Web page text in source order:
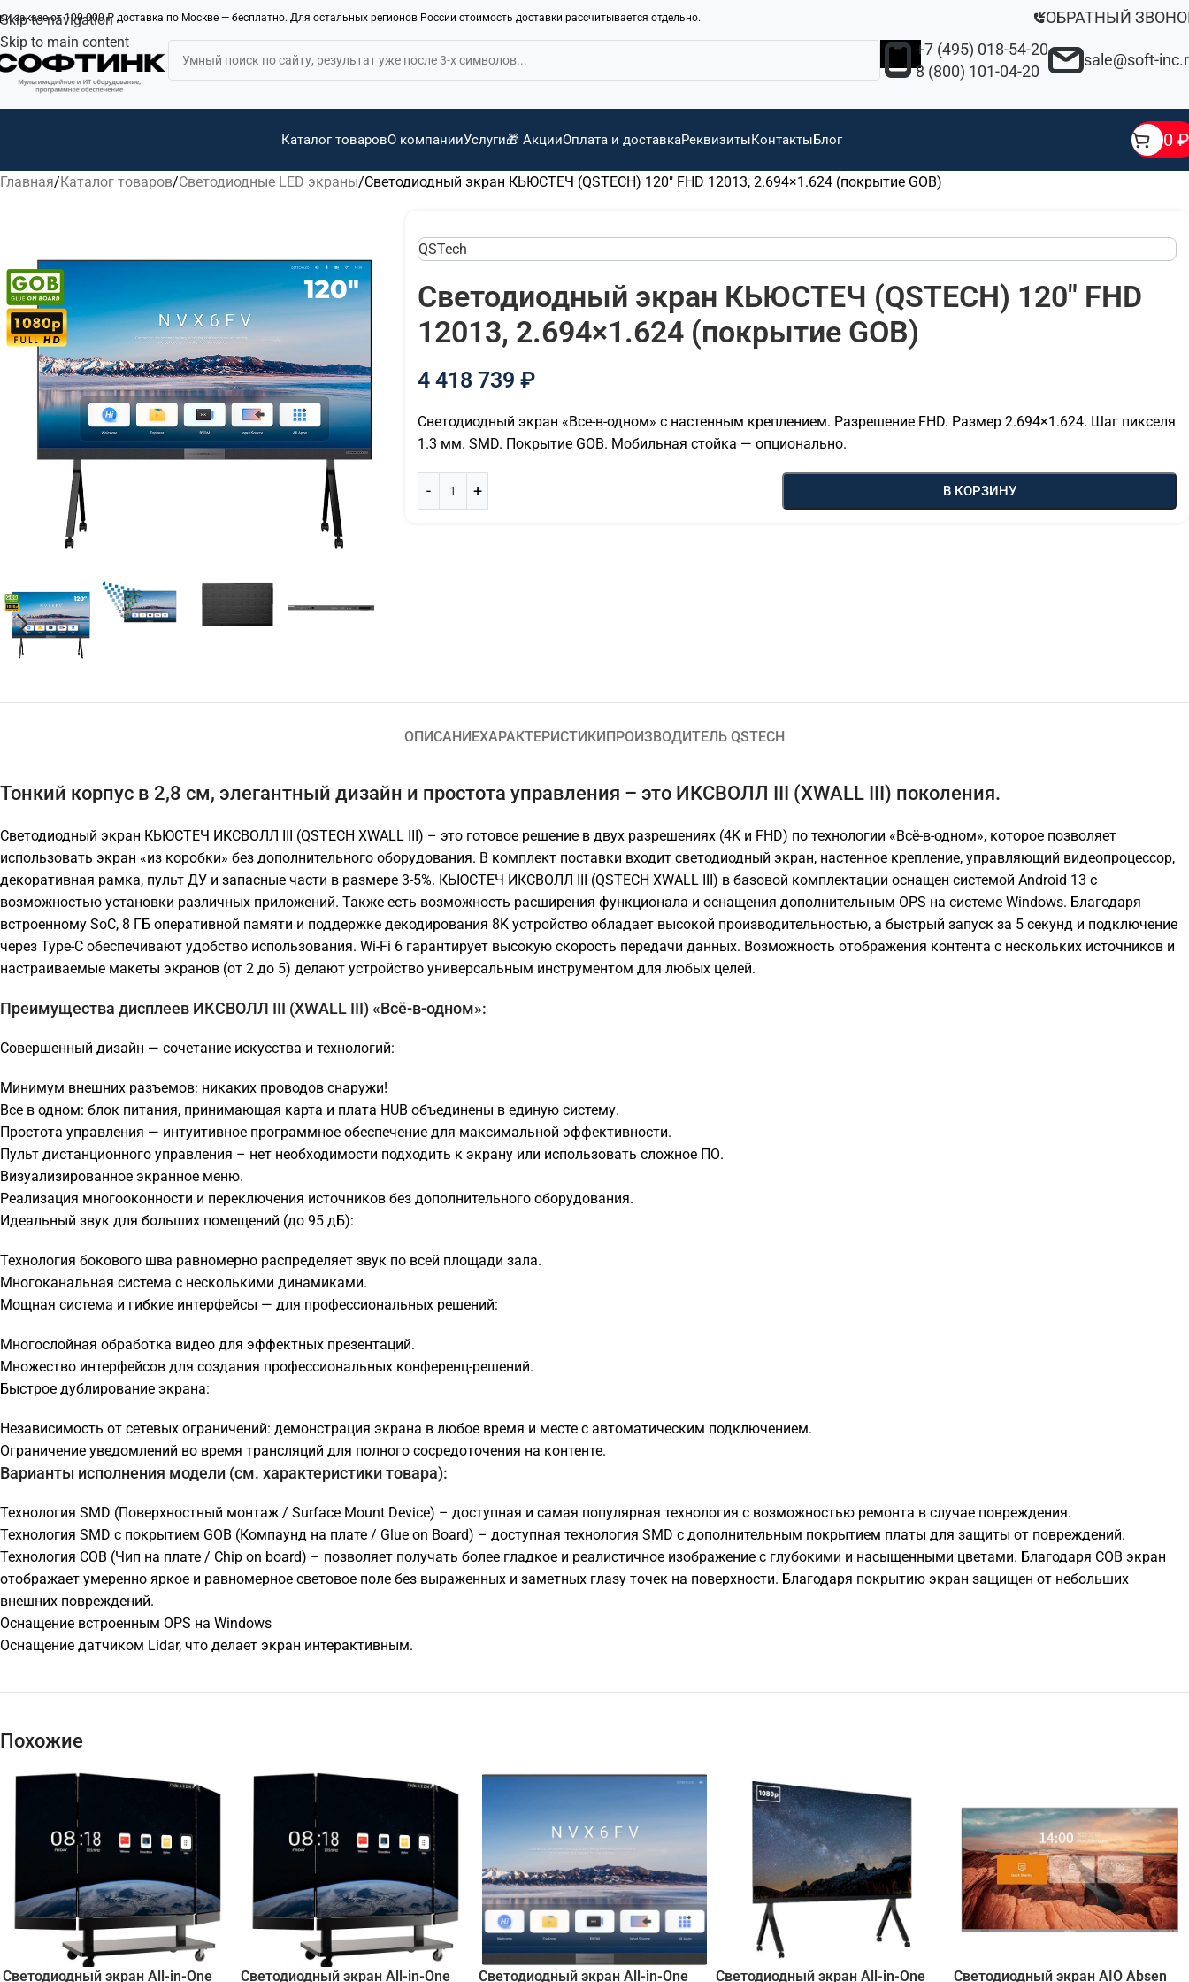
Skip to navigation
Skip to main content
заказе от 100 000 ₽ доставка по Москве — бесплатно. Для остальных регионов России стоимость доставки рассчитывается отдельно.
ОБРАТНЫЙ
+7 (495) 018-54-20
8 (800) 101-04-20
sale@soft-
Каталог товаровО компанииУслуги🎁 АкцииОплата и доставкаРеквизитыКонтактыБлог 0 ₽
Главная Каталог товаров Светодиодные LED экраны Светодиодный экран КЬЮСТЕЧ (QSTECH) 120" FHD 12013, 2.694×1.624 (покрытие GOB)
QSTech
Светодиодный экран КЬЮСТЕЧ (QSTECH) 120" FHD
12013, 2.694×1.624 (покрытие GOB)
4 418 739 ₽
Светодиодный экран «Все-в-одном» с настенным креплением. Разрешение FHD. Размер 2.694×1.624. Шаг пикселя
1.3 мм. SMD. Покрытие GOB. Мобильная стойка — опционально.
В КОРЗИНУ
ОПИСАНИЕХАРАКТЕРИСТИКИПРОИЗВОДИТЕЛЬ QSTECH
Тонкий корпус в 2,8 см, элегантный дизайн и простота управления – это ИКСВОЛЛ III (XWALL III) поколения.
Светодиодный экран КЬЮСТЕЧ ИКСВОЛЛ III (QSTECH XWALL III) – это готовое решение в двух разрешениях (4K и FHD) по технологии «Всё-в-одном», которое позволяет
использовать экран «из коробки» без дополнительного оборудования. В комплект поставки входит светодиодный экран, настенное крепление, управляющий видеопроцессор,
декоративная рамка, пульт ДУ и запасные части в размере 3-5%. КЬЮСТЕЧ ИКСВОЛЛ III (QSTECH XWALL III) в базовой комплектации оснащен системой Android 13 c
возможностью установки различных приложений. Также есть возможность расширения функционала и оснащения дополнительным OPS на системе Windows. Благодаря
встроенному SoC, 8 ГБ оперативной памяти и поддержке декодирования 8K устройство обладает высокой производительностью, а быстрый запуск за 5 секунд и подключение
через Type-C обеспечивают удобство использования. Wi-Fi 6 гарантирует высокую скорость передачи данных. Возможность отображения контента с нескольких источников и
настраиваемые макеты экранов (от 2 до 5) делают устройство универсальным инструментом для любых целей.
Преимущества дисплеев ИКСВОЛЛ III (XWALL III) «Всё-в-одном»:
Совершенный дизайн — сочетание искусства и технологий:
Минимум внешних разъемов: никаких проводов снаружи!
Все в одном: блок питания, принимающая карта и плата HUB объединены в единую систему.
Простота управления — интуитивное программное обеспечение для максимальной эффективности.
Пульт дистанционного управления – нет необходимости подходить к экрану или использовать сложное ПО.
Визуализированное экранное меню.
Реализация многооконности и переключения источников без дополнительного оборудования.
Идеальный звук для больших помещений (до 95 дБ):
Технология бокового шва равномерно распределяет звук по всей площади зала.
Многоканальная система с несколькими динамиками.
Мощная система и гибкие интерфейсы — для профессиональных решений:
Многослойная обработка видео для эффектных презентаций.
Множество интерфейсов для создания профессиональных конференц-решений.
Быстрое дублирование экрана:
Независимость от сетевых ограничений: демонстрация экрана в любое время и месте с автоматическим подключением.
Ограничение уведомлений во время трансляций для полного сосредоточения на контенте.
Варианты исполнения модели (см. характеристики товара):
Технология SMD (Поверхностный монтаж / Surface Mount Device) – доступная и самая популярная технология с возможностью ремонта в случае повреждения.
Технология SMD с покрытием GOB (Компаунд на плате / Glue on Board) – доступная технология SMD с дополнительным покрытием платы для защиты от повреждений.
Технология COB (Чип на плате / Chip on board) – позволяет получать более гладкое и реалистичное изображение с глубокими и насыщенными цветами. Благодаря СОВ экран
отображает умеренно яркое и равномерное световое поле без выраженных и заметных глазу точек на поверхности. Благодаря покрытию экран защищен от небольших
внешних повреждений.
Оснащение встроенным OPS на Windows
Оснащение датчиком Lidar, что делает экран интерактивным.
Похожие
Светодиодный экран All-in-One
Светодиодный экран All-in-One
Светодиодный экран All-in-One
Светодиодный экран All-in-One
Светодиодный экран AIO Absen